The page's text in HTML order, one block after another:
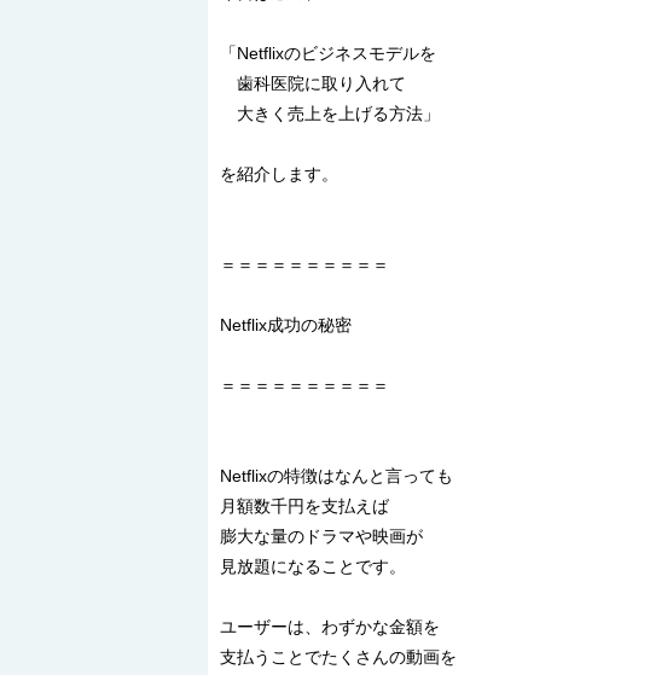
「Netflixのビジネスモデルを
歯科医院に取り入れて
大きく売上を上げる方法」
を紹介します。
＝＝＝＝＝＝＝＝＝＝
Netflix成功の秘密
＝＝＝＝＝＝＝＝＝＝
Netflixの特徴はなんと言っても
月額数千円を支払えば
膨大な量のドラマや映画が
見放題になることです。
ユーザーは、わずかな金額を
支払うことでたくさんの動画を